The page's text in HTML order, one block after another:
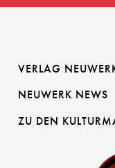
VERLAG
NEUWERK NEWS
ZU DEN